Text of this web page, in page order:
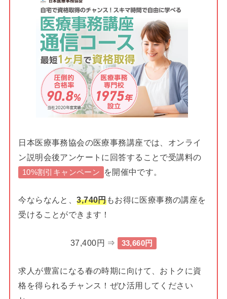
日本医療事務協会の医療事務講座では、オンライ
ン説明会後アンケートに回答することで受講料の
10%割引キャンペーン を開催中です。
今ならなんと、3,740円もお得に医療事務の講座を
受けることができます！
37,400円 ⇒ 33,660円
求人が豊富になる春の時期に向けて、おトクに資
格を得られるチャンス！ぜひ活用してください